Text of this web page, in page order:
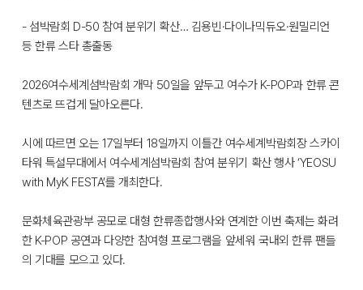
- 섬박람회 D-50 참여 분위기 확산… 김용빈·다이나믹듀오·원밀리언
등 한류 스타 총출동
2026여수세계섬박람회 개막 50일을 앞두고 여수가 K-POP과 한류 콘
텐츠로 뜨겁게 달아오른다.
시에 따르면 오는 17일부터 18일까지 이틀간 여수세계박람회장 스카이
타워 특설무대에서 여수세계섬박람회 참여 분위기 확산 행사 ‘YEOSU
with MyK FESTA’를 개최한다.
문화체육관광부 공모로 대형 한류종합행사와 연계한 이번 축제는 화려
한 K-POP 공연과 다양한 참여형 프로그램을 앞세워 국내외 한류 팬들
의 기대를 모으고 있다.